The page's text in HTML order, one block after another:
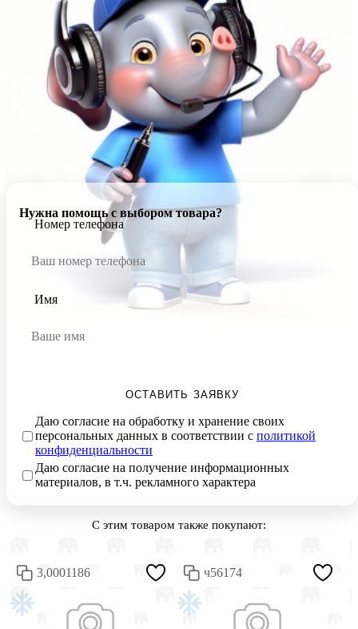
Нужна помощь с выбором товара?
Номер телефона
Имя
ОСТАВИТЬ ЗАЯВКУ
Даю согласие на обработку и хранение своих
персональных данных в соответствии с политикой
конфиденциальности
Даю согласие на получение информационных
материалов, в т.ч. рекламного характера
С этим товаром также покупают:
3,0001186 ч56174